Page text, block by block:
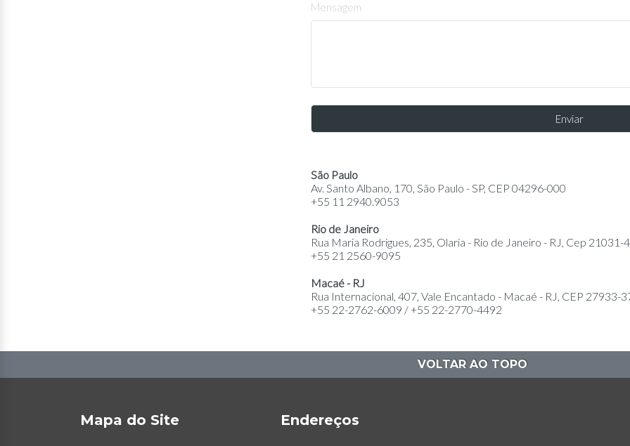
Mensagem
São Paulo
Av. Santo Albano, 170, São Paulo - SP, CEP 04296-000
+55 11 2940.9053
Rio de Janeiro
Rua Maria Rodrigues, 235, Olaria - Rio de Janeiro - RJ, Cep 21031-
+55 21 2560-9095
Macaé - RJ
Rua Internacional, 407, Vale Encantado - Macaé - RJ, CEP 27933-
+55 22-2762-6009 / +55 22-2770-4492
VOLTAR AO TOPO
Mapa do Site Endereços